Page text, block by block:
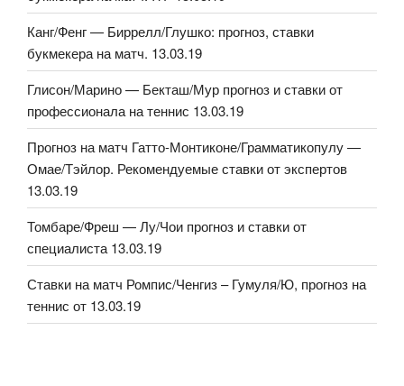
Канг/Фенг — Биррелл/Глушко: прогноз, ставки
букмекера на матч. 13.03.19
Глисон/Марино — Бекташ/Мур прогноз и ставки от
профессионала на теннис 13.03.19
Прогноз на матч Гатто-Монтиконе/Грамматикопулу —
Омае/Тэйлор. Рекомендуемые ставки от экспертов
13.03.19
Томбаре/Фреш — Лу/Чои прогноз и ставки от
специалиста 13.03.19
Ставки на матч Ромпис/Ченгиз – Гумуля/Ю, прогноз на
теннис от 13.03.19